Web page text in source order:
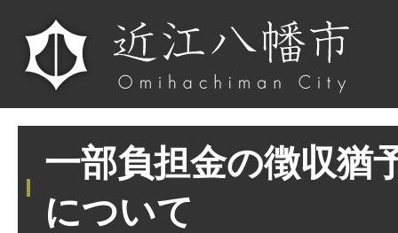
一部負担金の徴収猶
について